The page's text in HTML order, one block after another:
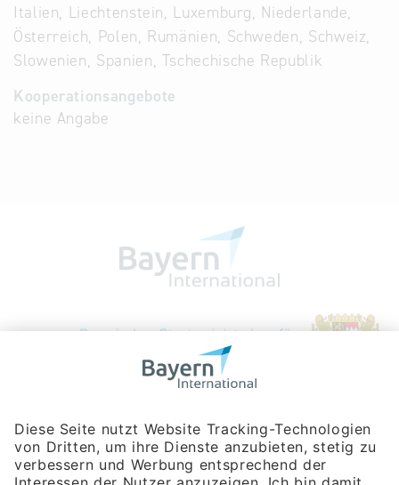
Italien, Liechtenstein, Luxemburg, Niederlande,
Österreich, Polen, Rumänien, Schweden, Schweiz,
Slowenien, Spanien, Tschechische Republik
Kooperationsangebote
keine Angabe
Bayerische Gesellschaft für Internationale
Rosenheimer Str. 143C
81671 München
Tel:+49 180 5949260